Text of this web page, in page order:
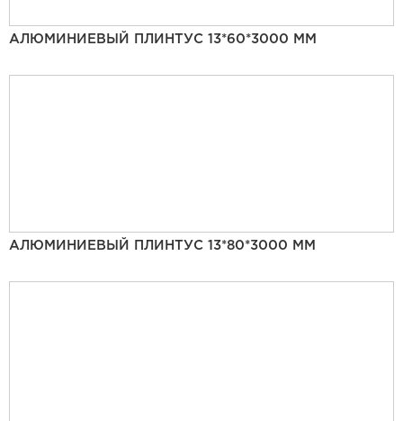
АЛЮМИНИЕВЫЙ ПЛИНТУС 13*60*3000 ММ
АЛЮМИНИЕВЫЙ ПЛИНТУС 13*80*3000 ММ